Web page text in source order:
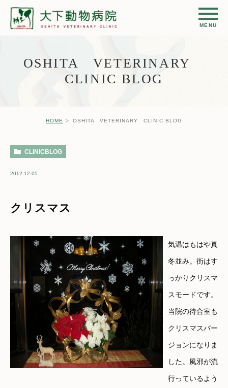
OSHITA VETERINARY
CLINIC BLOG
HOME OSHITA VETERINARY CLINIC BLOG
CLINICBLOG
2012.12.05
クリスマス
気温はもはや真
冬並み。街はす
っかりクリスマ
スモードです。
当院の待合室も
クリスマスバー
ジョンになりま
した。風邪が流
行っているよう